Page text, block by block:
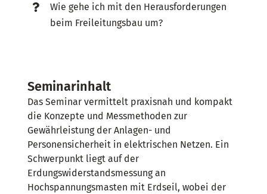
Wie gehe ich mit den Herausforderungen
beim Freileitungsbau um?
Seminarinhalt
Das Seminar vermittelt praxisnah und kompakt
die Konzepte und Messmethoden zur
Gewährleistung der Anlagen- und
Personensicherheit in elektrischen Netzen. Ein
Schwerpunkt liegt auf der
Erdungswiderstandsmessung an
Hochspannungsmasten mit Erdseil, wobei der